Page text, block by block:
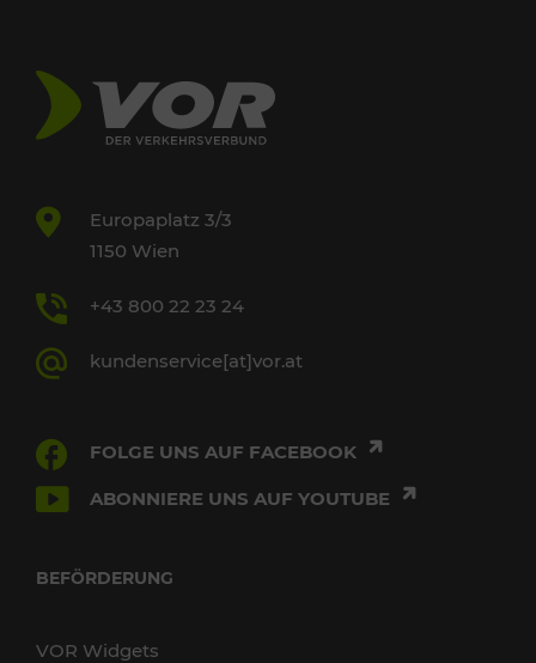
Europaplatz 3/3
1150 Wien
+43 800 22 23 24
kundenservice[at]vor.at
FOLGE UNS AUF FACEBOOK
ABONNIERE UNS AUF YOUTUBE
BEFÖRDERUNG
VOR Widgets